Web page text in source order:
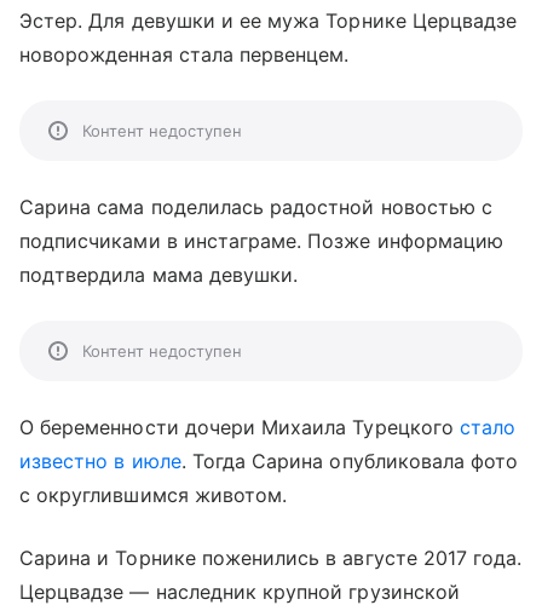
Эстер. Для девушки и ее мужа Торнике Церцвадзе
новорожденная стала первенцем.
Контент недоступен
Сарина сама поделилась радостной новостью с
подписчиками в инстаграме. Позже информацию
подтвердила мама девушки.
Контент недоступен
О беременности дочери Михаила Турецкого стало
известно в июле. Тогда Сарина опубликовала фото
с округлившимся животом.
Сарина и Торнике поженились в августе 2017 года.
Церцвадзе — наследник крупной грузинской